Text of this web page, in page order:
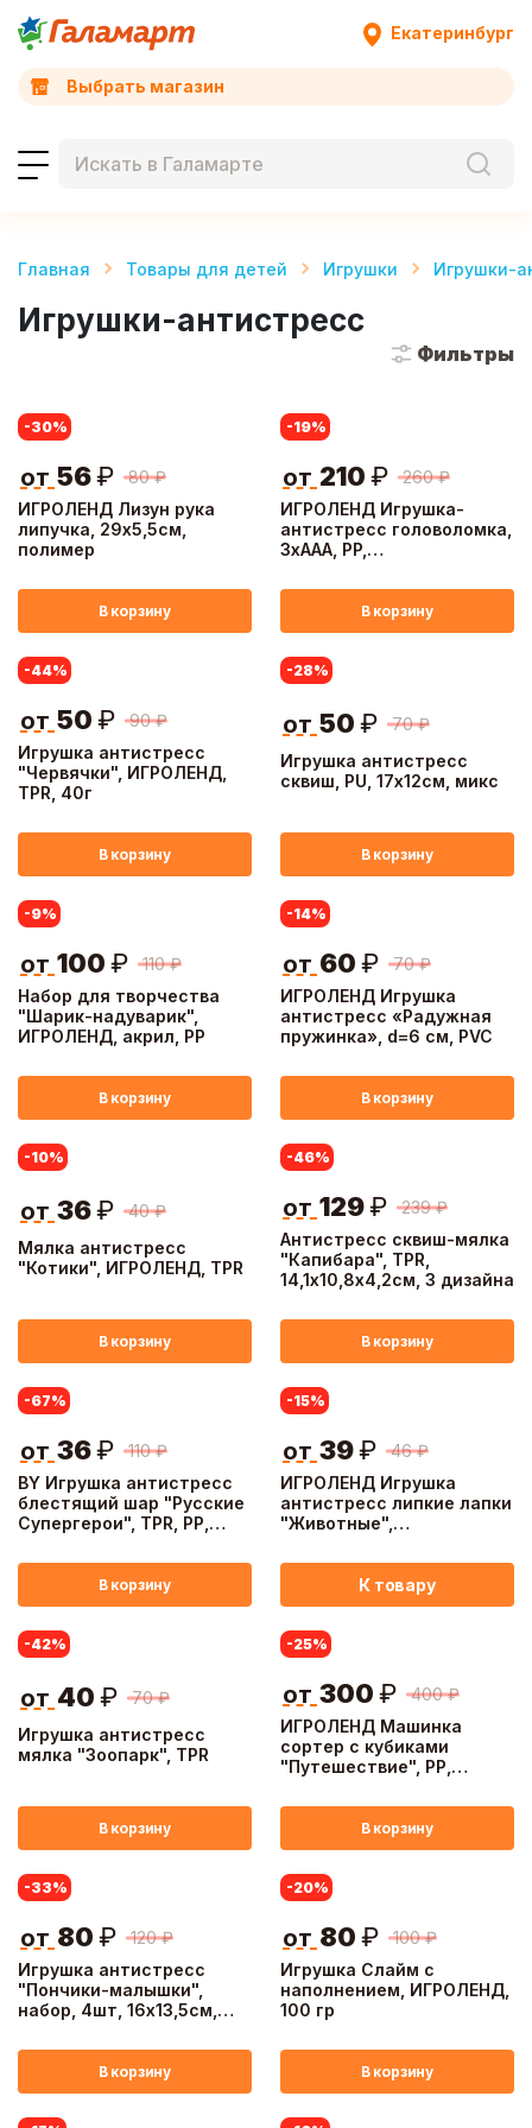
Екатеринбург
Выбрать магазин
Главная Товары для детей Игрушки Игрушки-
Игрушки-антистресс
Фильтры
ИГРОЛЕНД Лизун рука
липучка, 29х5,5см,
полимер
-30%
80 ₽
от 56₽
В корзину
ИГРОЛЕНД Игрушка-
антистресс головоломка,
3хAAA, PP,
-19%
260 ₽
от 210 ₽
В корзину
Игрушка антистресс
"Червячки", ИГРОЛЕНД,
TPR, 40г
-44%
90 ₽
от 50 ₽
В корзину
Игрушка антистресс
cквиш, PU, 17х12см, микс
-28%
70 ₽
от 50 ₽
В корзину
Набор для творчества
"Шарик-надуварик",
ИГРОЛЕНД, акрил, PP
-9%
110 ₽
от 100 ₽
В корзину
ИГРОЛЕНД Игрушка
антистресс «Радужная
пружинка», d=6 см, PVC
-14%
70 ₽
от 60 ₽
В корзину
Мялка антистресс
"Котики", ИГРОЛЕНД, TPR
-10%
40 ₽
от 36₽
В корзину
Антистресс сквиш-мялка
"Капибара", TPR,
14,1х10,8х4,2см, 3 дизайна
-46%
239 ₽
от 129₽
В корзину
BY Игрушка антистресс
блестящий шар "Русские
Супергерои", TPR, РР,
-67%
110 ₽
от 36₽
В корзину
ИГРОЛЕНД Игрушка
антистресс липкие лапки
"Животные",
пластик, 12 дизайнов
-15%
46 ₽
от 39₽
К товару
Игрушка антистресс
мялка "Зоопарк", TPR
-42%
70 ₽
от 40 ₽
В корзину
ИГРОЛЕНД Машинка
сортер с кубиками
"Путешествие", РР,
-25%
400 ₽
от 300 ₽
В корзину
Игрушка антистресс
"Пончики-малышки",
набор, 4шт, 16х13,5cм,
-33%
120 ₽
от 80 ₽
В корзину
Игрушка Слайм с
наполнением, ИГРОЛЕНД,
100 гр
-20%
100 ₽
от 80 ₽
В корзину